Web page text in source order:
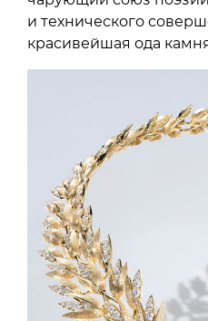
и технического
красивейшая ода